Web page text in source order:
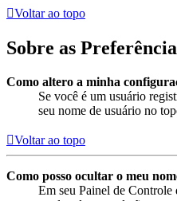
Voltar ao topo
Sobre as
Como altero a minha
Se você é um usuário
seu nome de usuário no
Voltar ao topo
Como posso ocultar o meu
Em seu Painel de Controle